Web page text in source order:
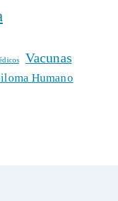
Vacunas
Humano